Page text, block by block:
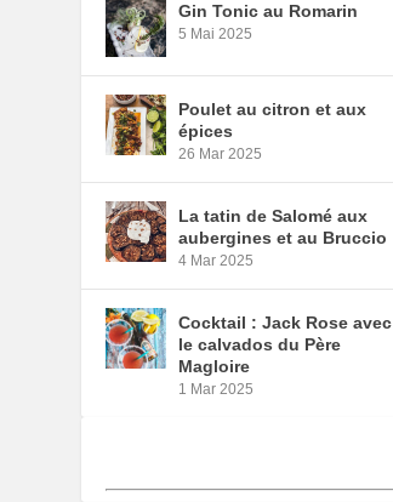
Gin Tonic au Romarin
5 Mai 2025
Poulet au citron et aux
épices
26 Mar 2025
La tatin de Salomé aux
aubergines et au Bruccio
4 Mar 2025
Cocktail : Jack Rose avec
le calvados du Père
Magloire
1 Mar 2025